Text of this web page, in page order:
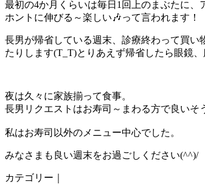
最初の4か月くらいは毎日1回上のまぶたに
ホントに伸びる～楽しい🎶って言われます！
長男が帰省している週末、診療終わって買
たりします(T_T)とりあえず帰省したら眼鏡
夜は久々に家族揃って食事。
長男リクエストはお寿司～まわる方で良いそ
私はお寿司以外のメニュー中心でした。
みなさまも良い週末をお過ごしください(^^)/
カテゴリー｜